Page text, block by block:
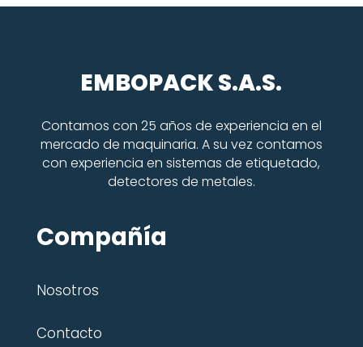
EMBOPACK S.A.S.
Contamos con 25 años de experiencia en el
mercado de maquinaria. A su vez contamos
con experiencia en sistemas de etiquetado,
detectores de metales.
Compañía
Nosotros
Contacto